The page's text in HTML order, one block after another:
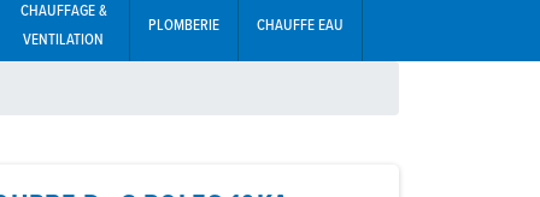
CHAUFFAGE &
VENTILATION
PLOMBERIE CHAUFFE EAU